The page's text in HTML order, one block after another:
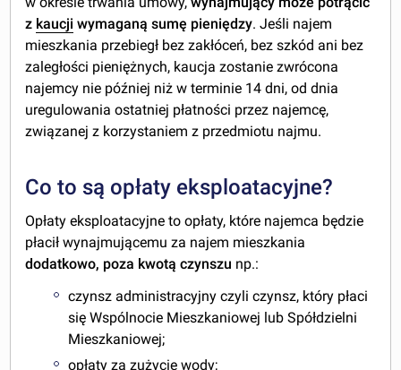
z kaucji wymaganą sumę pieniędzy. Jeśli najem
mieszkania przebiegł bez zakłóceń, bez szkód ani bez
zaległości pieniężnych, kaucja zostanie zwrócona
najemcy nie później niż w terminie 14 dni, od dnia
uregulowania ostatniej płatności przez najemcę,
związanej z korzystaniem z przedmiotu najmu.
Co to są opłaty eksploatacyjne?
Opłaty eksploatacyjne to opłaty, które najemca będzie
płacił wynajmującemu za najem mieszkania
dodatkowo, poza kwotą czynszu np.:
czynsz administracyjny czyli czynsz, który płaci
się Wspólnocie Mieszkaniowej lub Spółdzielni
Mieszkaniowej;
opłaty za zużycie wody;